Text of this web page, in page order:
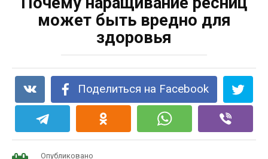
может быть вредно для
здоровья
Поделиться на Facebook
Опубликовано